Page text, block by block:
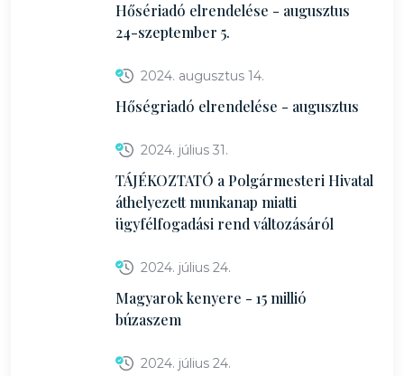
Hősériadó elrendelése - augusztus
24-szeptember 5.
2024. augusztus 14.
Hőségriadó elrendelése - augusztus
2024. július 31.
TÁJÉKOZTATÓ a Polgármesteri Hivatal
áthelyezett munkanap miatti
ügyfélfogadási rend változásáról
2024. július 24.
Magyarok kenyere - 15 millió
búzaszem
2024. július 24.